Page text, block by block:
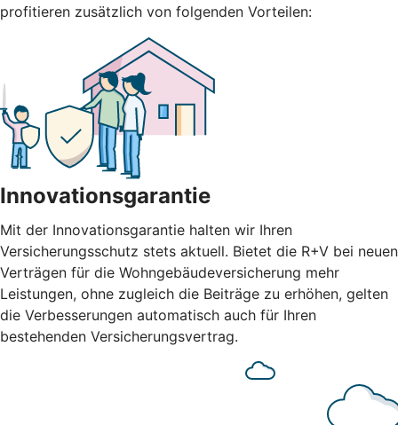
profitieren zusätzlich von folgenden Vorteilen:
Innovationsgarantie
Mit der Innovationsgarantie halten wir Ihren
Versicherungsschutz stets aktuell. Bietet die R+V bei neuen
Verträgen für die Wohngebäudeversicherung mehr
Leistungen, ohne zugleich die Beiträge zu erhöhen, gelten
die Verbesserungen automatisch auch für Ihren
bestehenden Versicherungsvertrag.